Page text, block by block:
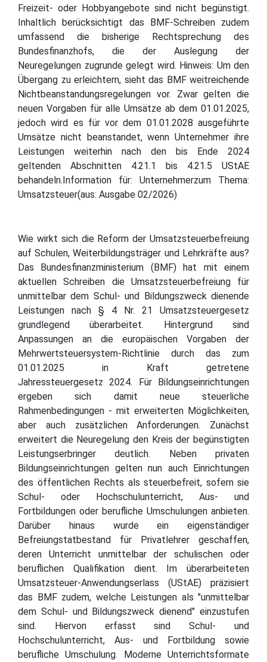
Freizeit- oder Hobbyangebote sind nicht begünstigt.
Inhaltlich berücksichtigt das BMF-Schreiben zudem
umfassend die bisherige Rechtsprechung des
Bundesfinanzhofs, die der Auslegung der
Neuregelungen zugrunde gelegt wird. Hinweis: Um den
Übergang zu erleichtern, sieht das BMF weitreichende
Nichtbeanstandungsregelungen vor. Zwar gelten die
neuen Vorgaben für alle Umsätze ab dem 01.01.2025,
jedoch wird es für vor dem 01.01.2028 ausgeführte
Umsätze nicht beanstandet, wenn Unternehmer ihre
Leistungen weiterhin nach den bis Ende 2024
geltenden Abschnitten 4.21.1 bis 4.21.5 UStAE
behandeln.Information für: Unternehmerzum Thema:
Umsatzsteuer(aus: Ausgabe 02/2026)
Wie wirkt sich die Reform der Umsatzsteuerbefreiung
auf Schulen, Weiterbildungsträger und Lehrkräfte aus?
Das Bundesfinanzministerium (BMF) hat mit einem
aktuellen Schreiben die Umsatzsteuerbefreiung für
unmittelbar dem Schul- und Bildungszweck dienende
Leistungen nach § 4 Nr. 21 Umsatzsteuergesetz
grundlegend überarbeitet. Hintergrund sind
Anpassungen an die europäischen Vorgaben der
Mehrwertsteuersystem-Richtlinie durch das zum
01.01.2025 in Kraft getretene
Jahressteuergesetz 2024. Für Bildungseinrichtungen
ergeben sich damit neue steuerliche
Rahmenbedingungen - mit erweiterten Möglichkeiten,
aber auch zusätzlichen Anforderungen. Zunächst
erweitert die Neuregelung den Kreis der begünstigten
Leistungserbringer deutlich. Neben privaten
Bildungseinrichtungen gelten nun auch Einrichtungen
des öffentlichen Rechts als steuerbefreit, sofern sie
Schul- oder Hochschulunterricht, Aus- und
Fortbildungen oder berufliche Umschulungen anbieten.
Darüber hinaus wurde ein eigenständiger
Befreiungstatbestand für Privatlehrer geschaffen,
deren Unterricht unmittelbar der schulischen oder
beruflichen Qualifikation dient. Im überarbeiteten
Umsatzsteuer-Anwendungserlass (UStAE) präzisiert
das BMF zudem, welche Leistungen als "unmittelbar
dem Schul- und Bildungszweck dienend" einzustufen
sind. Hiervon erfasst sind Schul- und
Hochschulunterricht, Aus- und Fortbildung sowie
berufliche Umschulung. Moderne Unterrichtsformate